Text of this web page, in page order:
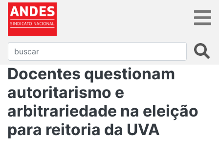
Docentes questionam
autoritarismo e
arbitrariedade na eleição
para reitoria da UVA